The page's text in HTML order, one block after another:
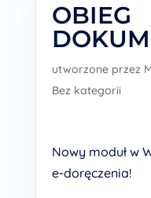
OBIEG
utworzone przez
Bez kategorii
Nowy moduł w
e-doręczenia!